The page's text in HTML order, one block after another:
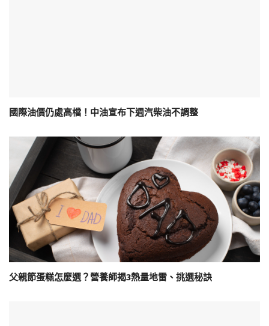
國際油價仍處高檔！中油宣布下週汽柴油不調整
父親節蛋糕怎麼選？營養師揭3熱量地雷、挑選秘訣